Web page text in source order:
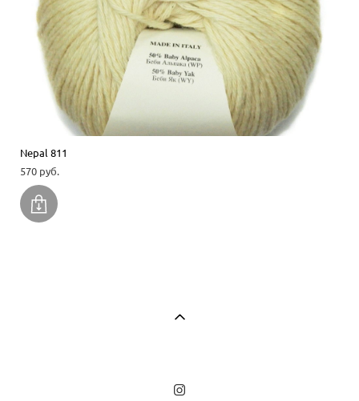
Nepal 811
570 pуб.